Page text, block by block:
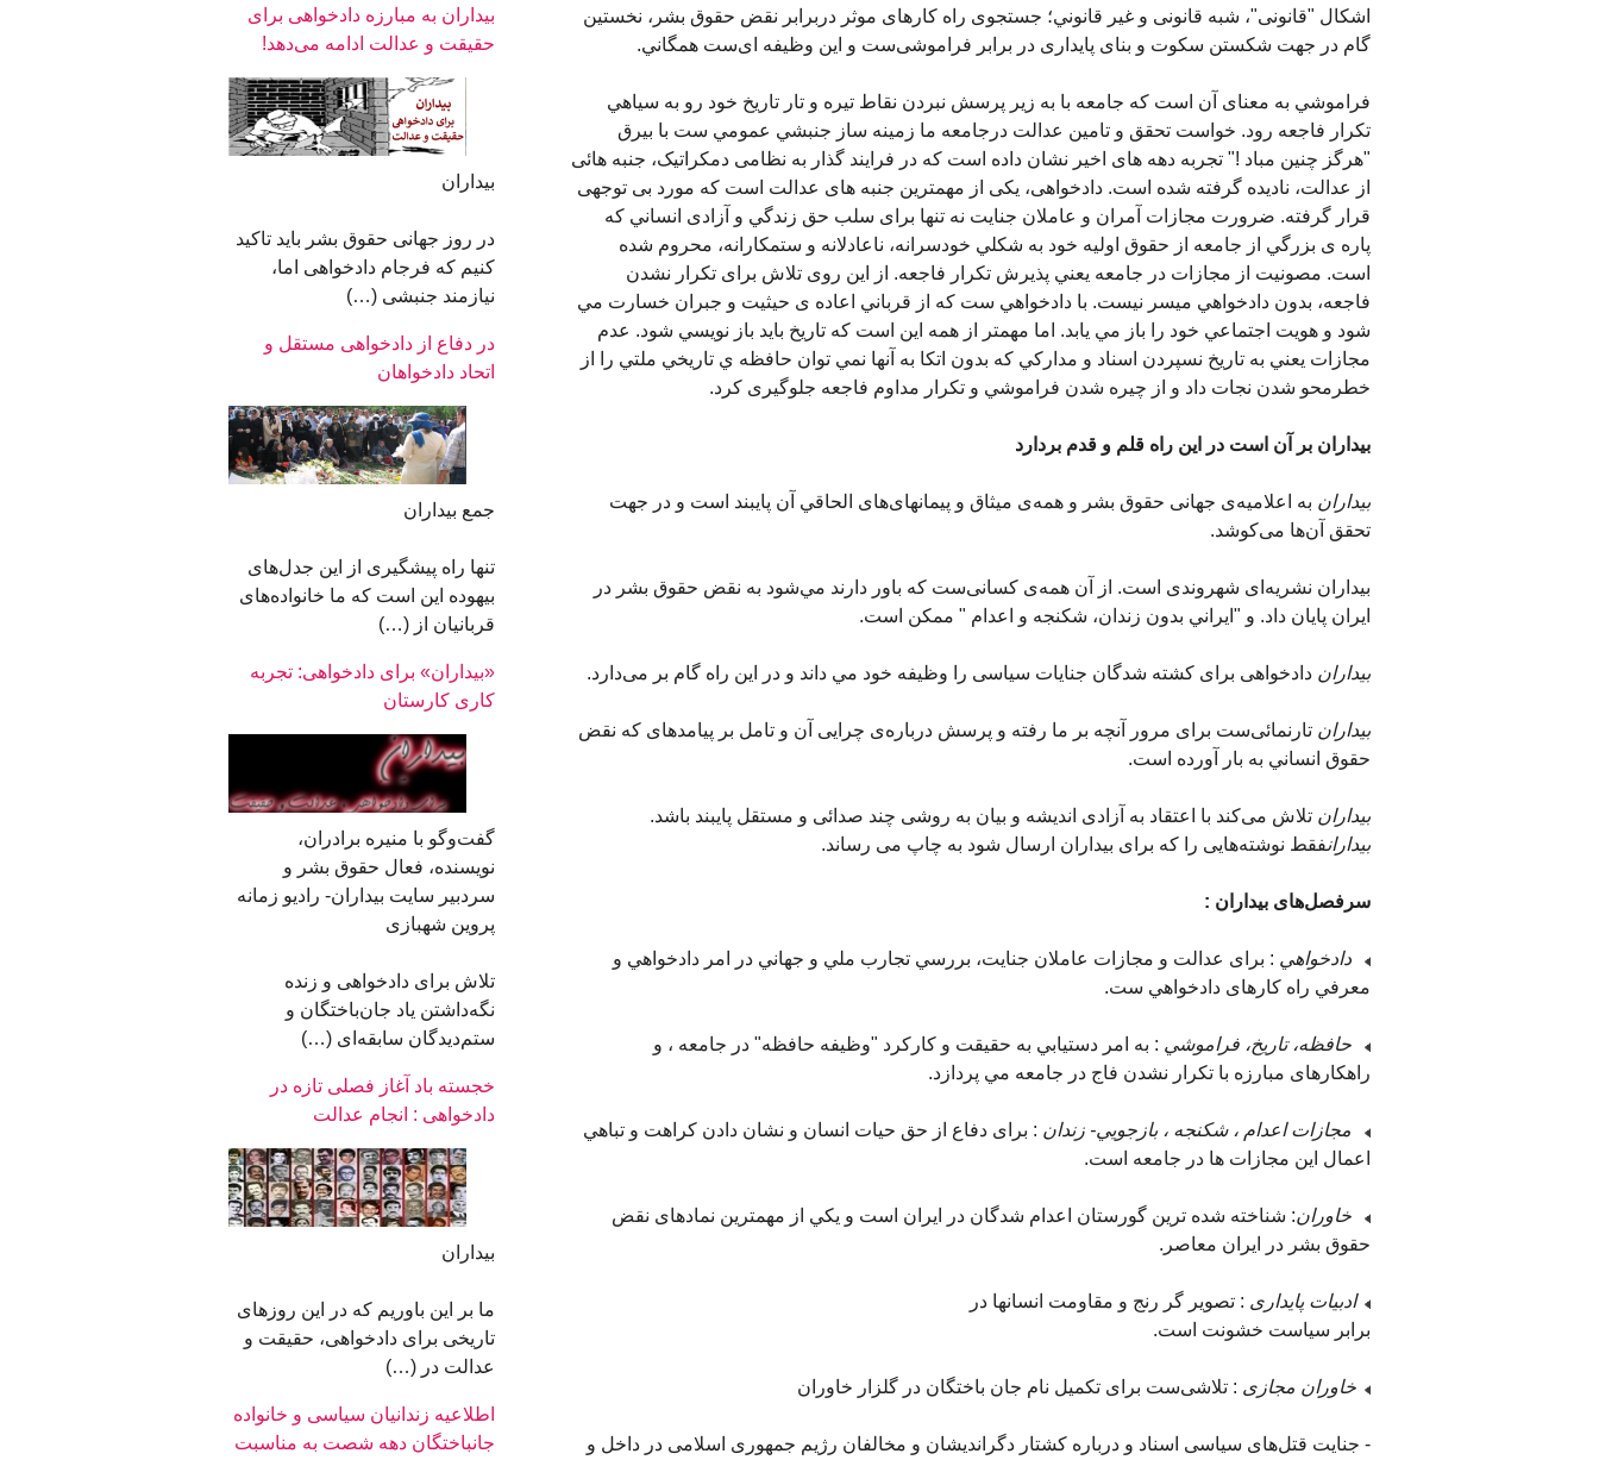
اشکال "قانونی"، شبه قانونی و غير قانوني؛ جستجوی راه کارهای موثر دربرابر نقض حقوق بشر، نخستین
گام در جهت شکستن سکوت و بنای پایداری در برابر فراموشی‌ست و اين وظيفه ای‌ست همگاني.
فراموشي به معنای آن است که جامعه با به زير پرسش نبردن نقاط تيره و تار تاريخ خود رو به سياهي
تکرار فاجعه رود. خواست تحقق و تامین عدالت درجامعه ما زمينه ساز جنبشي عمومي ست با بيرق
"هرگز چنين مباد !" تجربه دهه های اخير نشان داده است که در فرايند گذار به نظامی دمکراتیک، جنبه هائی
از عدالت، نادیده گرفته شده است. دادخواهی، یکی از مهمترین جنبه های عدالت است که مورد بی توجهی
قرار گرفته. ضرورت مجازات آمران و عاملان جنايت نه تنها برای سلب حق زندگي و آزادی انساني که
پاره ی بزرگي از جامعه از حقوق اوليه خود به شکلي خودسرانه، ناعادلانه و ستمکارانه، محروم شده
است. مصونيت از مجازات در جامعه يعني پذيرش تکرار فاجعه. از اين روی تلاش برای تکرار نشدن
فاجعه، بدون دادخواهي ميسر نيست. با دادخواهي ست که از قرباني اعاده ی حيثيت و جبران خسارت مي
شود و هويت اجتماعي خود را باز مي يابد. اما مهمتر از همه اين است که تاريخ بايد باز نويسي شود. عدم
مجازات يعني به تاريخ نسپردن اسناد و مدارکي که بدون اتکا به آنها نمي توان حافظه ي تاريخي ملتي را از
خطرمحو شدن نجات داد و از چيره شدن فراموشي و تکرار مداوم فاجعه جلوگيری کرد.
بيداران بر آن است در اين راه قلم و قدم بردارد
بيداران به اعلاميه‌ی جهانی حقوق بشر و همه‌ی ميثاق و پيمانهای‌های الحاقي آن پايبند است و در جهت
تحقق آن‌ها می‌کوشد.
بيداران نشريه‌ای شهروندی است. از آن همه‌ی کسانی‌ست که باور دارند مي‌شود به نقض حقوق بشر در
ايران پايان داد. و "ايراني بدون زندان، شکنجه و اعدام " ممکن است.
بيداران دادخواهی برای کشته شدگان جنايات سياسی را وظيفه خود مي داند و در اين راه گام بر می‌دارد.
بيداران تارنمائی‌ست برای مرور آنچه بر ما رفته و پرسش در‌باره‌ی چرايی آن و تامل بر پيامدهای که نقض
حقوق انساني به بار آورده است.
بيداران تلاش می‌کند با اعتقاد به آزادی انديشه و بيان به روشی چند صدائی و مستقل پايبند باشد.
بيدارانفقط نوشته‌هایی را که برای بيداران ارسال شود به چاپ می رساند.
سرفصل‌های بيداران :
دادخواهي : برای عدالت و مجازات عاملان جنايت، بررسي تجارب ملي و جهاني در امر دادخواهي و
معرفي راه کارهای دادخواهي ست.
حافظه، تاريخ، فراموشي : به امر دستيابي به حقيقت و کارکرد "وظيفه حافظه" در جامعه ، و
راهکارهای مبارزه با تکرار نشدن فاج در جامعه مي پردازد.
مجازات اعدام ، شکنجه ، بازجويي- زندان : برای دفاع از حق حيات انسان و نشان دادن کراهت و تباهي
اعمال اين مجازات ها در جامعه است.
خاوران: شناخته شده ترين گورستان اعدام شدگان در ايران است و يکي از مهمترین نمادهای نقض
حقوق بشر در ایران معاصر.
ادبيات پايداری : تصوير گر رنج و مقاومت انسانها در
برابر سياست خشونت است.
خاوران مجازی : تلاشی‌ست برای تکمیل نام‌ جان باختگان در گلزار خاوران
- جنایت قتل‌های سیاسی اسناد و درباره کشتار دگراندیشان و مخالفان رژیم جمهوری اسلامی در داخل و
بیداران به مبارزه دادخواهی برای
حقیقت و عدالت ادامه می‌دهد!
بیداران
در روز جهانی حقوق بشر باید تاکید
کنیم که فرجام دادخواهی اما،
نیازمند جنبشی (…)
در دفاع از دادخواهی مستقل و
اتحاد دادخواهان
جمع بیداران
تنها راه پيشگيری از اين جدل‌های
بيهوده اين است که ما خانواده‌های
قربانيان از (…)
«بیداران» برای دادخواهی: تجربه
کاری کارستان
گفت‌وگو با منیره برادران،
نویسنده، فعال حقوق بشر و
سردبیر سایت بیداران- رادیو زمانه
پروین شهبازی
تلاش برای دادخواهی و زنده
نگه‌داشتن یاد جان‌باختگان و
ستم‌دیدگان سابقه‌ای (…)
خجسته باد آغاز فصلی تازه در
دادخواهی : انجام عدالت
بیداران
ما بر این باوریم که در این روزهای
تاریخی برای دادخواهی، حقیقت و
عدالت در (…)
اطلاعیه زندانیان سیاسی و خانواده
جانباختگان دهه شصت به مناسبت